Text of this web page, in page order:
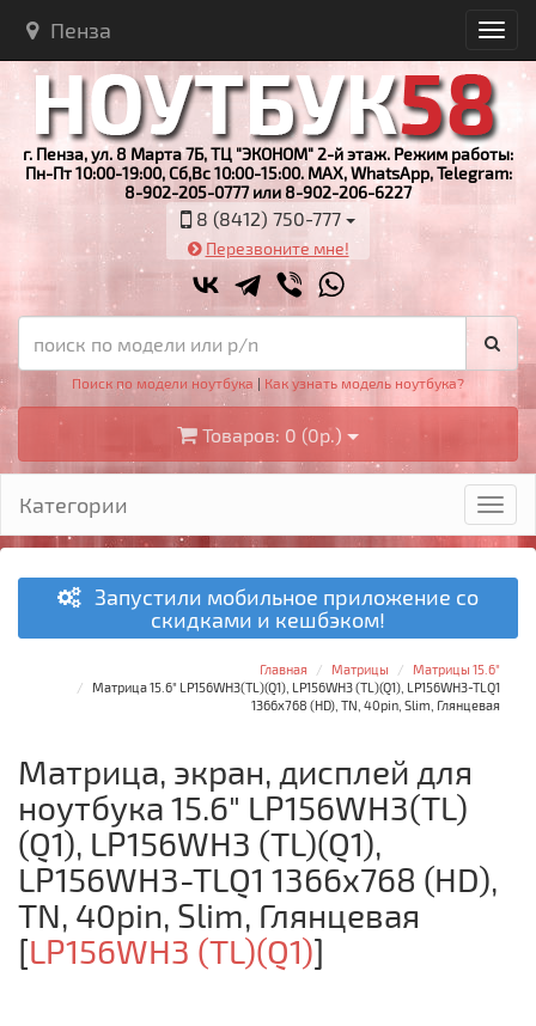
Пенза
г. Пенза, ул. 8 Марта 7Б, ТЦ "ЭКОНОМ" 2-й этаж. Режим работы:
Пн-Пт 10:00-19:00, Сб,Вс 10:00-15:00. MAX, WhatsApp, Telegram:
8-902-205-0777 или 8-902-206-6227
8 (8412) 750-777
Перезвоните мне!
Поиск по модели ноутбука | Как узнать модель ноутбука?
Товаров: 0 (0р.)
Категории
Запустили мобильное приложение со
скидками и кешбэком!
Главная Матрицы
Матрицы 15.6"
Матрица 15.6" LP156WH3(TL)(Q1), LP156WH3 (TL)(Q1), LP156WH3-TLQ1
1366x768 (HD), TN, 40pin, Slim, Глянцевая
Матрица, экран, дисплей для
ноутбука 15.6" LP156WH3(TL)
(Q1), LP156WH3 (TL)(Q1),
LP156WH3-TLQ1 1366x768 (HD),
TN, 40pin, Slim, Глянцевая
[LP156WH3 (TL)(Q1)]